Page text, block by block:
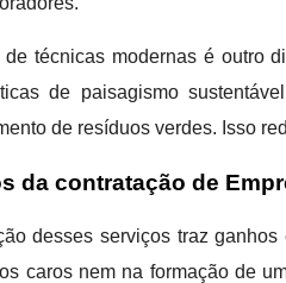
de técnicas modernas é outro
de paisagismo
de resíduos verdes. Isso
da contratação de
desses serviços traz
caros nem na formação de